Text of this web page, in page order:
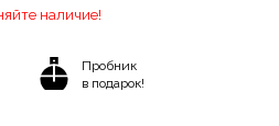
наличие!
Пробник
в подарок!